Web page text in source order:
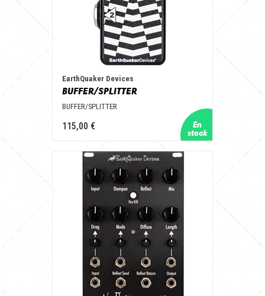
EarthQuaker Devices
BUFFER/SPLITTER
BUFFER/SPLITTER
115,00 €